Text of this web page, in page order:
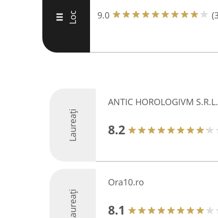
III Loc
9.0
Laureați
ANTIC HOROLOGIVM S.R.L.
8.2
Laureați
Ora10.ro
8.1